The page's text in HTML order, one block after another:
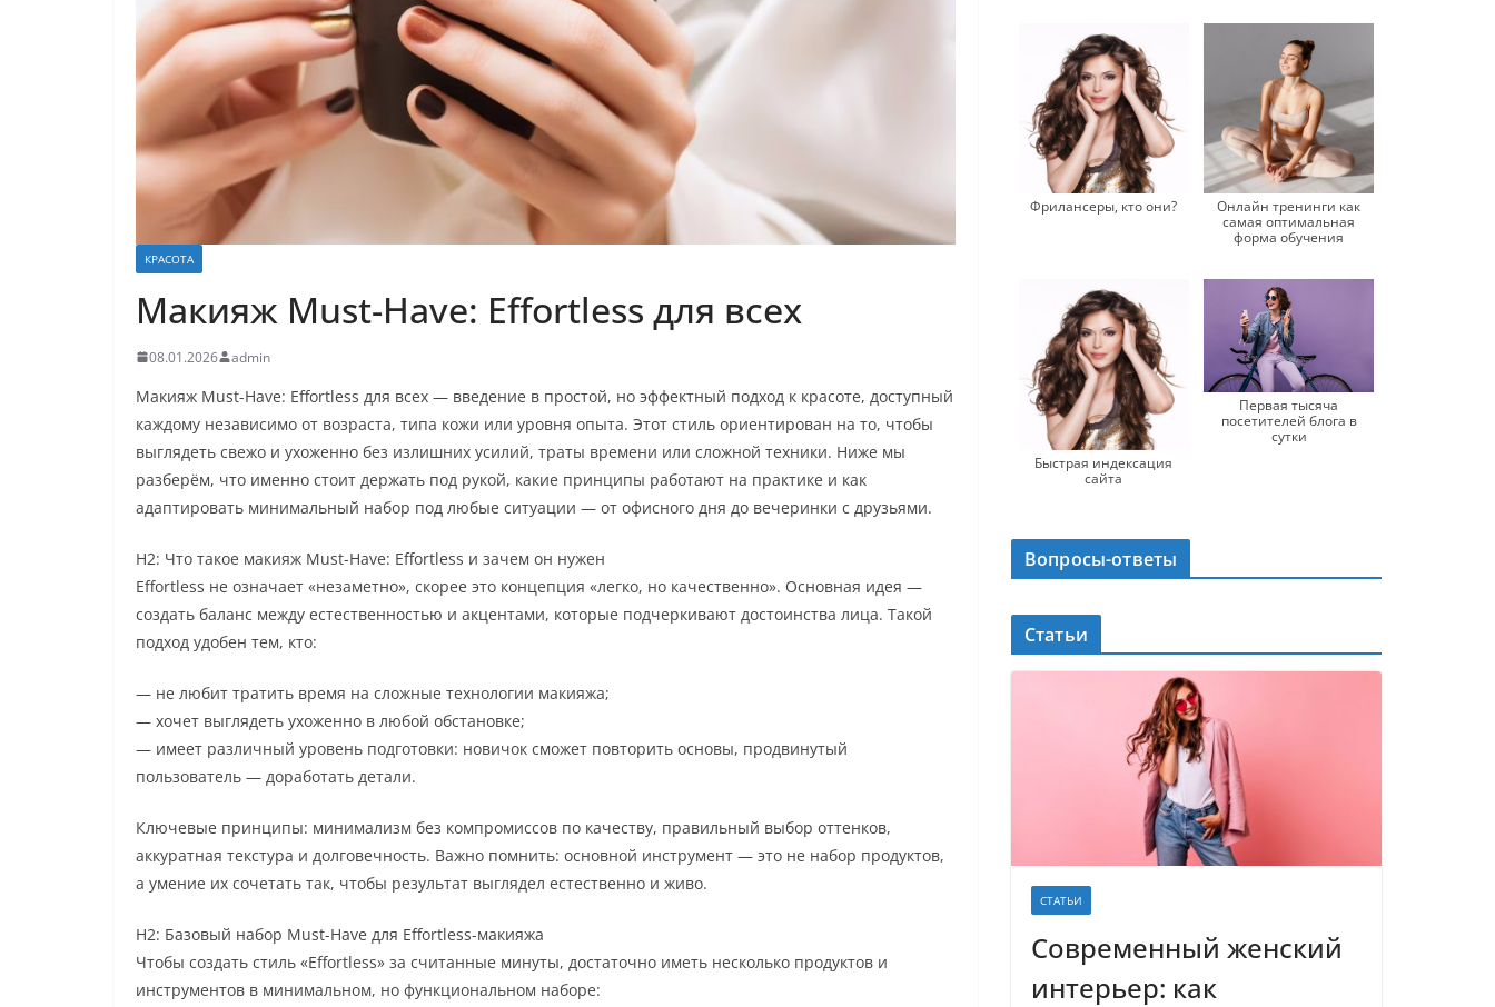
КРАСОТА
Макияж Must-Have: Effortless для всех
08.01.2026 admin
Макияж Must-Have: Effortless для всех — введение в простой, но эффектный подход к красоте, доступный
каждому независимо от возраста, типа кожи или уровня опыта. Этот стиль ориентирован на то, чтобы
выглядеть свежо и ухоженно без излишних усилий, траты времени или сложной техники. Ниже мы
разберём, что именно стоит держать под рукой, какие принципы работают на практике и как
адаптировать минимальный набор под любые ситуации — от офисного дня до вечеринки с друзьями.
H2: Что такое макияж Must-Have: Effortless и зачем он нужен
Effortless не означает «незаметно», скорее это концепция «легко, но качественно». Основная идея —
создать баланс между естественностью и акцентами, которые подчеркивают достоинства лица. Такой
подход удобен тем, кто:
— не любит тратить время на сложные технологии макияжа;
— хочет выглядеть ухоженно в любой обстановке;
— имеет различный уровень подготовки: новичок сможет повторить основы, продвинутый
пользователь — доработать детали.
Ключевые принципы: минимализм без компромиссов по качеству, правильный выбор оттенков,
аккуратная текстура и долговечность. Важно помнить: основной инструмент — это не набор продуктов,
а умение их сочетать так, чтобы результат выглядел естественно и живо.
H2: Базовый набор Must-Have для Effortless-макияжа
Чтобы создать стиль «Effortless» за считанные минуты, достаточно иметь несколько продуктов и
инструментов в минимальном, но функциональном наборе:
Фрилансеры, кто они?
Онлайн тренинги как
самая оптимальная
форма обучения
Быстрая индексация
сайта
Первая тысяча
посетителей блога в
сутки
Вопросы-ответы
Статьи
СТАТЬИ
Современный женский
интерьер: как